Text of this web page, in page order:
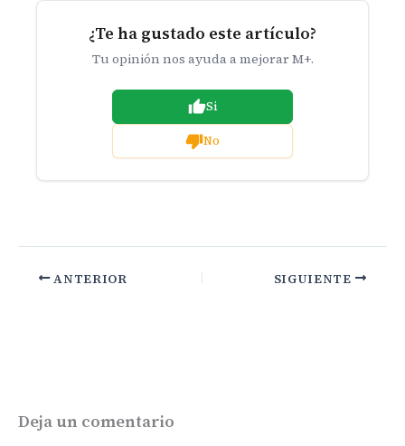
¿Te ha gustado este artículo?
Tu opinión nos ayuda a mejorar M+.
Si
No
ANTERIOR SIGUIENTE
Deja un comentario